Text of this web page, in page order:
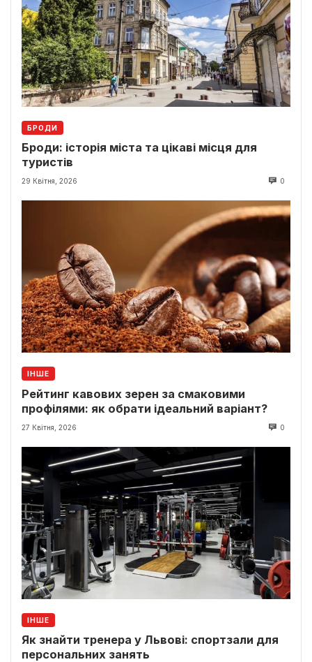
БРОДИ
Броди: історія міста та цікаві місця для
туристів
29 Квітня, 2026 0
ІНШЕ
Рейтинг кавових зерен за смаковими
профілями: як обрати ідеальний варіант?
27 Квітня, 2026 0
ІНШЕ
Як знайти тренера у Львові: спортзали для
персональних занять